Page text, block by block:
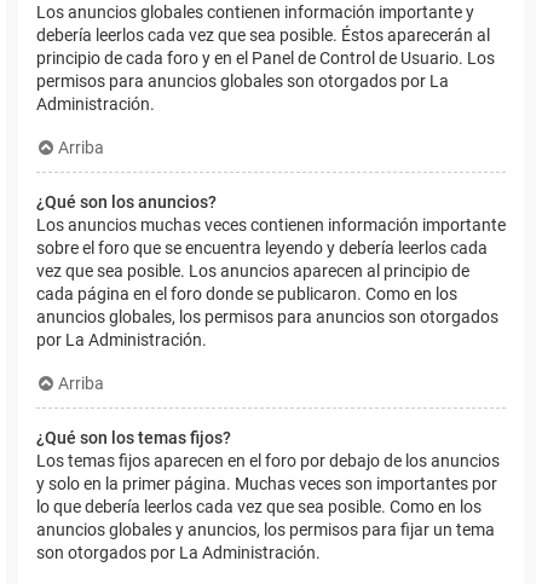
Los anuncios globales contienen información importante y
debería leerlos cada vez que sea posible. Éstos aparecerán al
principio de cada foro y en el Panel de Control de Usuario. Los
permisos para anuncios globales son otorgados por La
Administración.
Arriba
¿Qué son los anuncios?
Los anuncios muchas veces contienen información importante
sobre el foro que se encuentra leyendo y debería leerlos cada
vez que sea posible. Los anuncios aparecen al principio de
cada página en el foro donde se publicaron. Como en los
anuncios globales, los permisos para anuncios son otorgados
por La Administración.
Arriba
¿Qué son los temas fijos?
Los temas fijos aparecen en el foro por debajo de los anuncios
y solo en la primer página. Muchas veces son importantes por
lo que debería leerlos cada vez que sea posible. Como en los
anuncios globales y anuncios, los permisos para fijar un tema
son otorgados por La Administración.